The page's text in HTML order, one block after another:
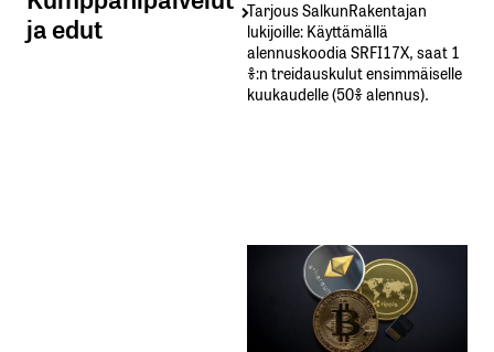
ja edut
Tarjous SalkunRakentajan
lukijoille: Käyttämällä​ ​
alennuskoodia​ ​SRFI17X,​ ​saat​ ​1
%:n treidauskulut​ ​ensimmäiselle​ ​
kuukaudelle​ ​(50%​ ​alennus).